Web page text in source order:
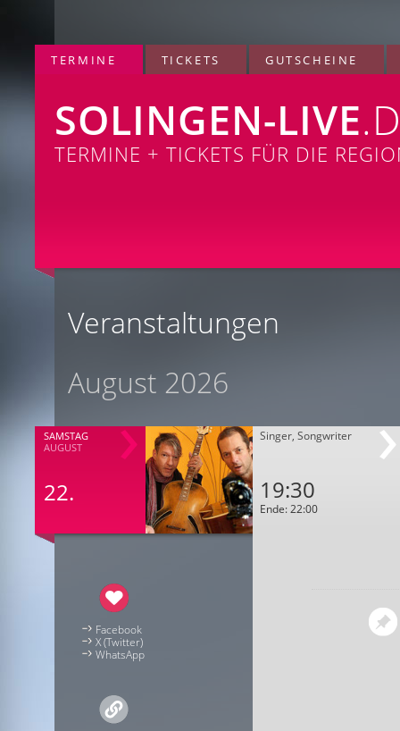
TERMINE TICKETS GUTSCHEINE
SOLINGEN-LIVE
TERMINE + TICKETS FÜR DIE
Veranstaltungen
August 2026
SAMSTAG
AUGUST
22.
Singer, Songwriter
19:30
Ende: 22:00
Facebook
X (Twitter)
WhatsApp